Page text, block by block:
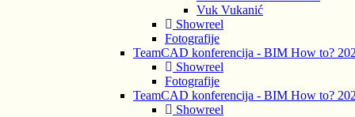
Vuk Vukanić
Showreel
Fotografije
TeamCAD konferencija - BIM How to?
Showreel
Fotografije
TeamCAD konferencija - BIM How to?
Showreel